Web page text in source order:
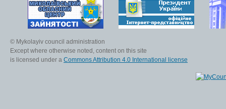
© Mykolayiv council administration
Except where otherwise noted, content on this site
is licensed under a Commons Attribution 4.0 International license